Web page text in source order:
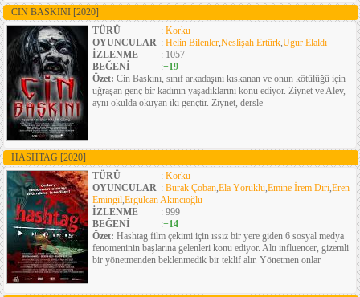
CIN BASKINI [2020]
TÜRÜ
: Korku
OYUNCULAR : Helin Bilenler,Neslişah Ertürk,Ugur Elaldı
İZLENME
: 1057
BEĞENİ
:+19
Özet: Cin Baskını, sınıf arkadaşını kıskanan ve onun kötülüğü için
uğraşan genç bir kadının yaşadıklarını konu ediyor. Ziynet ve Alev,
aynı okulda okuyan iki gençtir. Ziynet, dersle
HASHTAG [2020]
TÜRÜ
: Korku
OYUNCULAR : Burak Çoban,Ela Yörüklü,Emine İrem Diri,Eren
Emingil,Ergülcan Akıncıoğlu
İZLENME
: 999
BEĞENİ
:+14
Özet: Hashtag film çekimi için ıssız bir yere giden 6 sosyal medya
fenomeninin başlarına gelenleri konu ediyor. Altı influencer, gizemli
bir yönetmenden beklenmedik bir teklif alır. Yönetmen onlar